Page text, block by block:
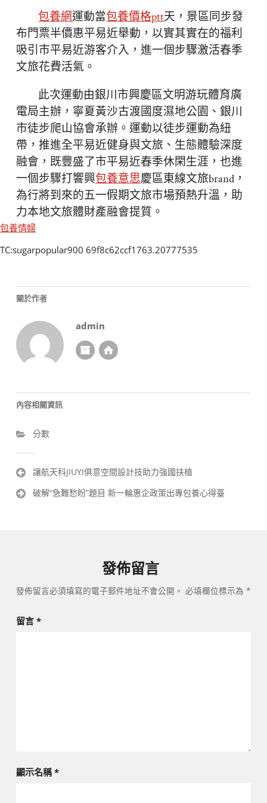
包養網運動當包養價格ptt天，景區同步發
布門票半價惠平易近舉動，以實其實在的福利
吸引市平易近游客介入，進一個步驟激活春季
文旅花費活氣。
此次運動由銀川市興慶區文明游玩體育廣
電局主辦，寧夏黃沙古渡國度濕地公園、銀川
市徒步爬山協會承辦。運動以徒步運動為紐
帶，推進全平易近健身與文旅、生態體驗深度
融會，既豐盛了市平易近春季休閑生涯，也進
一個步驟打響興包養意思慶區東線文旅brand，
為行將到來的五一假期文旅市場預熱升溫，助
力本地文旅體財產融會提質。
包養情婦
TC:sugarpopular900 69f8c62ccf1763.20777535
關於作者
admin
內容相關資訊
分數
文
導
讓航天科JIUYI俱意空間設計技助力強國扶植
破解“急難愁盼”題目 新一輪惠企政策出專包養心得臺
發佈留言
發佈留言必須填寫的電子郵件地址不會公開。 必填欄位標示為 *
留言 *
顯示名稱*